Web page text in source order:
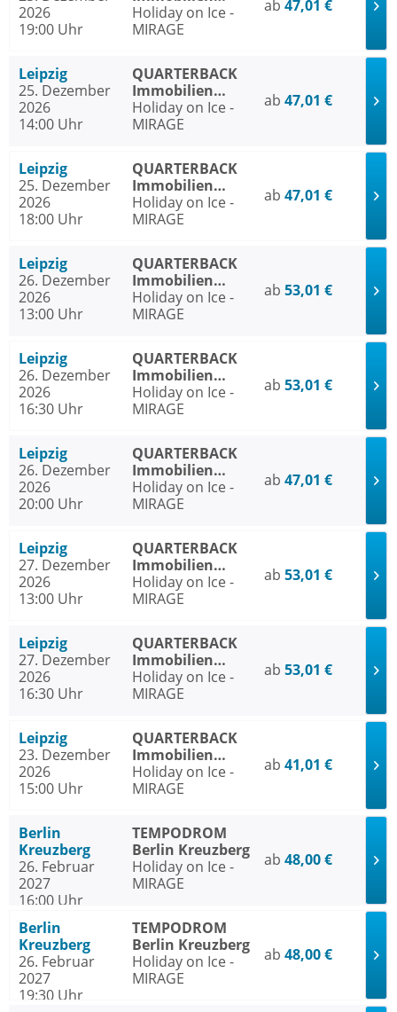
2026
19:00 Uhr
ARENA Leipzig
Holiday on Ice -
MIRAGE
ab 47,01 €
Leipzig
25. Dezember
2026
14:00 Uhr
QUARTERBACK
Immobilien
ARENA Leipzig
Holiday on Ice -
MIRAGE
ab 47,01 €
Leipzig
25. Dezember
2026
18:00 Uhr
QUARTERBACK
Immobilien
ARENA Leipzig
Holiday on Ice -
MIRAGE
ab 47,01 €
Leipzig
26. Dezember
2026
13:00 Uhr
QUARTERBACK
Immobilien
ARENA Leipzig
Holiday on Ice -
MIRAGE
ab 53,01 €
Leipzig
26. Dezember
2026
16:30 Uhr
QUARTERBACK
Immobilien
ARENA Leipzig
Holiday on Ice -
MIRAGE
ab 53,01 €
Leipzig
26. Dezember
2026
20:00 Uhr
QUARTERBACK
Immobilien
ARENA Leipzig
Holiday on Ice -
MIRAGE
ab 47,01 €
Leipzig
27. Dezember
2026
13:00 Uhr
QUARTERBACK
Immobilien
ARENA Leipzig
Holiday on Ice -
MIRAGE
ab 53,01 €
Leipzig
27. Dezember
2026
16:30 Uhr
QUARTERBACK
Immobilien
ARENA Leipzig
Holiday on Ice -
MIRAGE
ab 53,01 €
Leipzig
23. Dezember
2026
15:00 Uhr
QUARTERBACK
Immobilien
ARENA Leipzig
Holiday on Ice -
MIRAGE
ab 41,01 €
Berlin
Kreuzberg
26. Februar
2027
16:00 Uhr
TEMPODROM
Berlin Kreuzberg
Holiday on Ice -
MIRAGE
ab 48,00 €
Berlin
Kreuzberg
26. Februar
2027
19:30 Uhr
TEMPODROM
Berlin Kreuzberg
Holiday on Ice -
MIRAGE
ab 48,00 €